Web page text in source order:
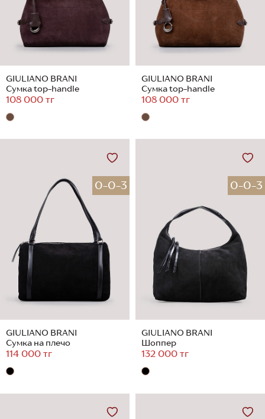
GIULIANO BRANI
Сумка top-handle
108 000 тг
GIULIANO BRANI
Сумка top-handle
108 000 тг
0-0-3
GIULIANO BRANI
Сумка на плечо
114 000 тг
0-0-3
GIULIANO BRANI
Шоппер
132 000 тг